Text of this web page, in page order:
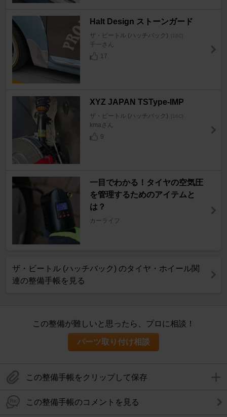
Halt Design ストーンガード
ザ・ビートル (ハッチバック) [16C]
千一さん
17
XYZ JAPAN TSType-IMP
ザ・ビートル (ハッチバック) [16C]
kmaさん
9
一目でわかる！タイヤの空気圧
を管理するためのアイテムと
は？
カーライフ
ザ・ビートル (ハッチバック) のタイヤ・ホイール関
連の整備手帳を見る
この整備が難しいと思ったら、プロに相談！
パーツ取り付け相談
この整備手帳をクリップして保存
この整備手帳のコメントを見る